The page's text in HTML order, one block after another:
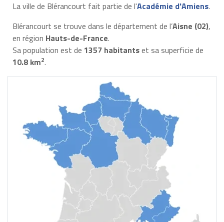
La ville de Blérancourt fait partie de l'Académie d'Amiens.
Blérancourt se trouve dans le département de l’Aisne (02),
en région Hauts-de-France.
Sa population est de 1357 habitantset sa superficie de
10.8 km2.